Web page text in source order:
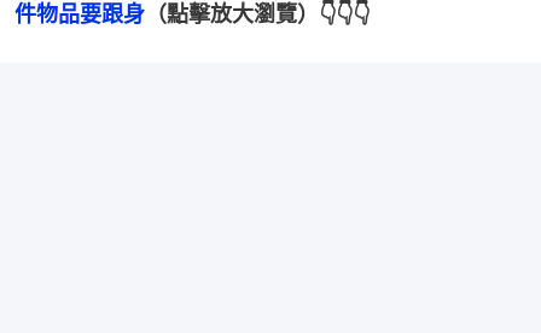
件物品要跟身 （點擊放大瀏覽）👇👇👇